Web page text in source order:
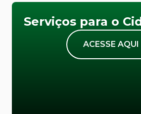
Serviços para o
ACESSE AQUI